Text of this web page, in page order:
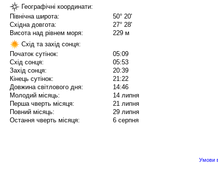
Географічні координати:
Північна широта:
50° 20'
Східна довгота:
27° 28'
Висота над рівнем моря:
229 м
Схід та захід сонця:
Початок сутінок:
05:09
Схід сонця:
05:53
Захід сонця:
20:39
Кінець сутінок:
21:22
Довжина світлового дня:
14:46
Молодий місяць:
14 липня
Перша чверть місяця:
21 липня
Повний місяць:
29 липня
Остання чверть місяця:
6 серпня
Умови